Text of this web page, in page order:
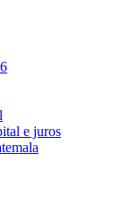
e juros